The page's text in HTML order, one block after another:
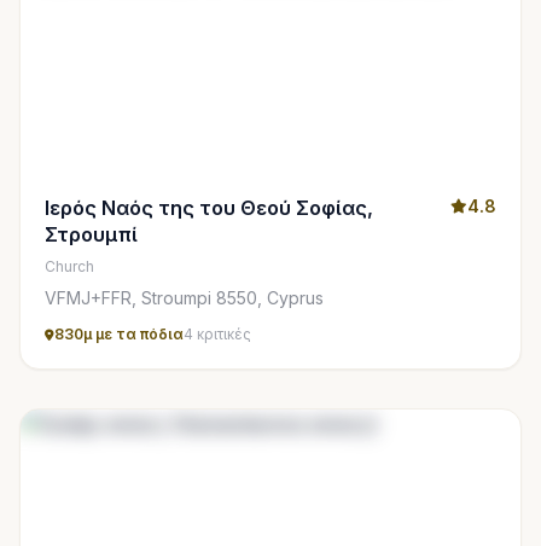
Ιερός Ναός της του Θεού Σοφίας,
Στρουμπί
4.8
Church
VFMJ+FFR, Stroumpi 8550, Cyprus
830μ με τα πόδια4 κριτικές